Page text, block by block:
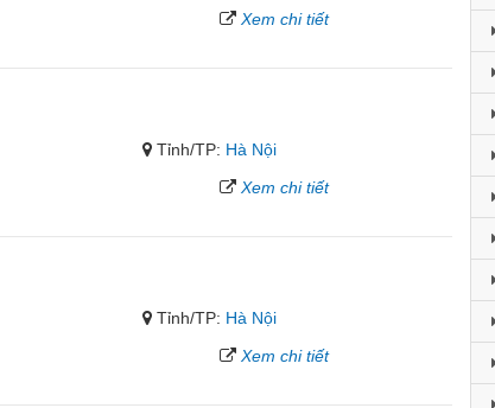
Xem chi tiết
Tỉnh/TP: Hà Nội
Xem chi tiết
Tỉnh/TP: Hà Nội
Xem chi tiết